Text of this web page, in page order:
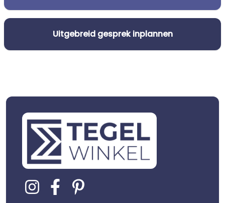
Uitgebreid gesprek inplannen